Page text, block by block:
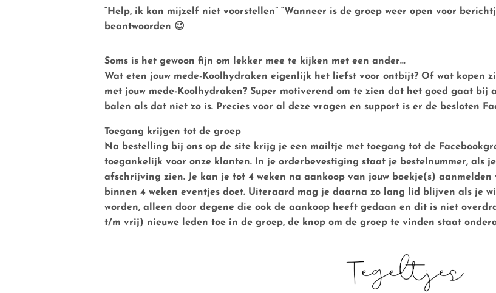
“Help, ik kan mijzelf niet voorstellen” “Wanneer is de groep weer open voor
beantwoorden 😉
Soms is het gewoon fijn om lekker mee te kijken met een ander…
Wat eten jouw mede-Koolhydraken eigenlijk het liefst voor ontbijt? Of wat kopen
met jouw mede-Koolhydraken? Super motiverend om te zien dat het goed gaat bij
balen als dat niet zo is. Precies voor al deze vragen en support is er de besloten
Toegang krijgen tot de groep
Na bestelling bij ons op de site krijg je een mailtje met toegang tot de
toegankelijk voor onze klanten. In je orderbevestiging staat je bestelnummer, als
afschrijving zien. Je kan je tot 4 weken na aankoop van jouw boekje(s)
binnen 4 weken eventjes doet. Uiteraard mag je daarna zo lang lid blijven als je
worden, alleen door degene die ook de aankoop heeft gedaan en dit is niet
t/m vrij) nieuwe leden toe in de groep, de knop om de groep te vinden staat